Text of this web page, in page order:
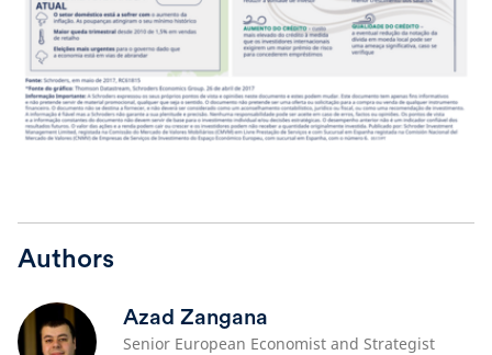
Authors
Azad Zangana
Senior European Economist and Strategist